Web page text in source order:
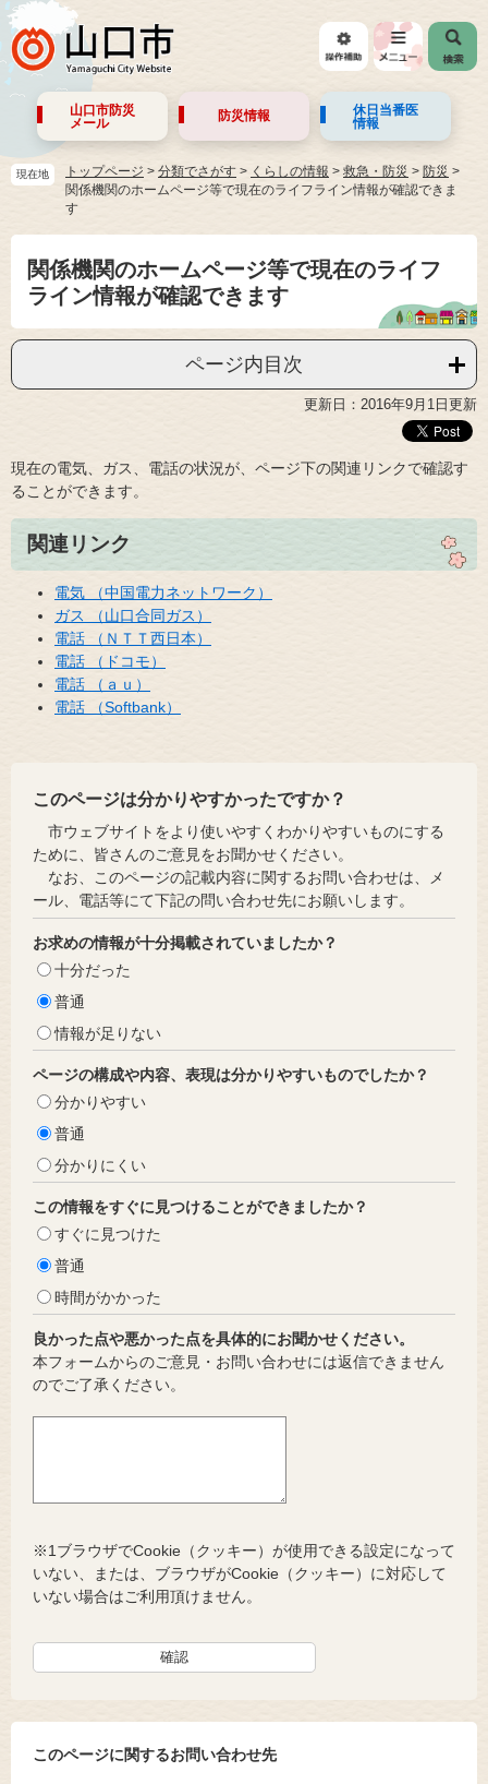
山口市防災
メール
防災情報
休日当番医
情報
現在地 トップページ > 分類でさがす > くらしの情報 > 救急・防災 > 防災
関係機関のホームページ等で現在のライフライン情報が確認できま
す
関係機関のホームページ等で現在のライフ
ライン情報が確認できます
ページ内目次
更新日：2016年9月1日更新
現在の電気、ガス、電話の状況が、ページ下の関連リンクで確認す
ることができます。
関連リンク
電気 （中国電力ネットワーク）
ガス （山口合同ガス）
電話 （ＮＴＴ西日本）
電話 （ドコモ）
電話 （ａｕ）
電話 （Softbank）
このページは分かりやすかったですか？
市ウェブサイトをより使いやすくわかりやすいものにする
ために、皆さんのご意見をお聞かせください。
なお、このページの記載内容に関するお問い合わせは、メ
ール、電話等にて下記の問い合わせ先にお願いします。
お求めの情報が十分掲載されていましたか？
十分だった
普通
情報が足りない
ページの構成や内容、表現は分かりやすいものでしたか？
分かりやすい
普通
分かりにくい
この情報をすぐに見つけることができましたか？
すぐに見つけた
普通
時間がかかった
良かった点や悪かった点を具体的にお聞かせください。
本フォームからのご意見・お問い合わせには返信できません
のでご了承ください。
※1ブラウザでCookie（クッキー）が使用できる設定になって
いない、または、ブラウザがCookie（クッキー）に対応して
いない場合はご利用頂けません。
このページに関するお問い合わせ先